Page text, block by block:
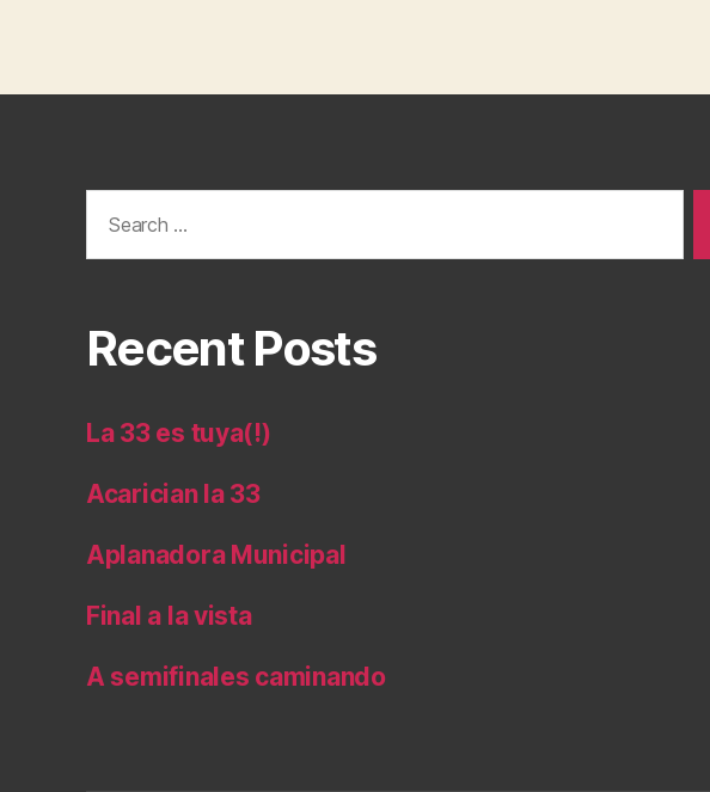
for:
Recent Posts
La 33 es tuya(!)
Acarician la 33
Aplanadora Municipal
Final a la vista
A semifinales caminando